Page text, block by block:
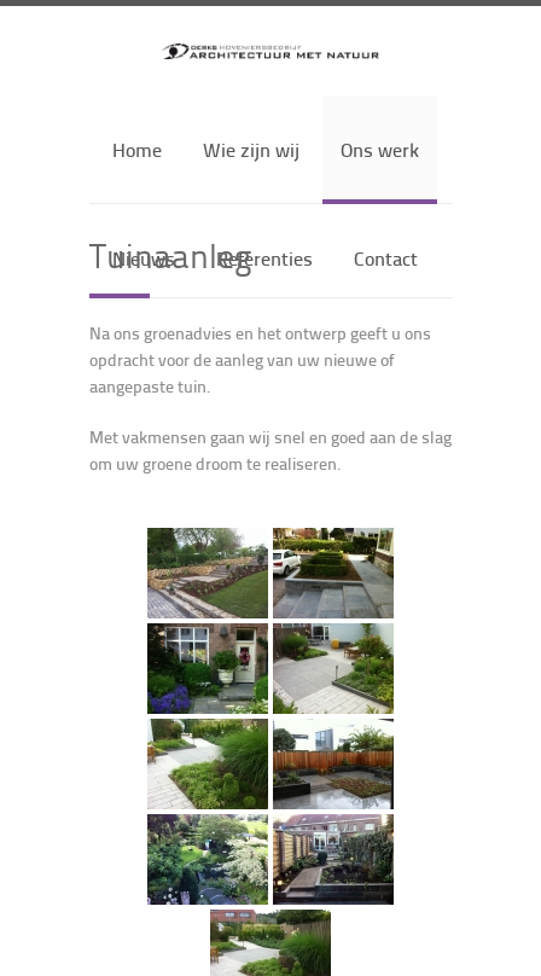
Home Wie zijn wij Ons werk
Nieuws Referenties Contact
Tuinaanleg
Na ons groenadvies en het ontwerp geeft u ons
opdracht voor de aanleg van uw nieuwe of
aangepaste tuin.
Met vakmensen gaan wij snel en goed aan de slag
om uw groene droom te realiseren.